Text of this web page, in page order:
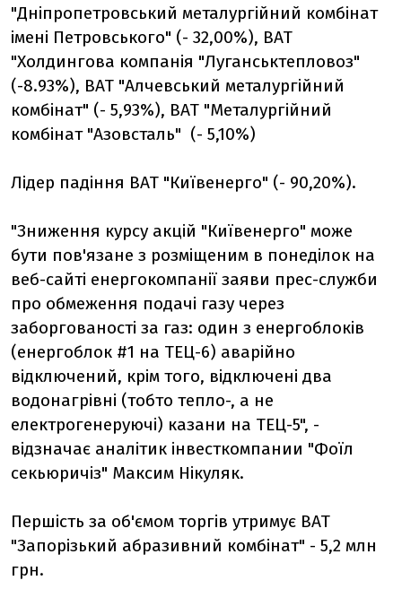
"Дніпропетровський металургійний комбінат
імені Петровського" (- 32,00%), ВАТ
"Холдингова компанія "Луганськтепловоз"
(-8.93%), ВАТ "Алчевський металургійний
комбінат" (- 5,93%), ВАТ "Металургійний
комбінат "Азовсталь" (- 5,10%)
Лідер падіння ВАТ "Київенерго" (- 90,20%).
"Зниження курсу акцій "Київенерго" може
бути пов'язане з розміщеним в понеділок на
веб-сайті енергокомпанії заяви прес-служби
про обмеження подачі газу через
заборгованості за газ: один з енергоблоків
(енергоблок #1 на ТЕЦ-6) аварійно
відключений, крім того, відключені два
водонагрівні (тобто тепло-, а не
електрогенеруючі) казани на ТЕЦ-5", -
відзначає аналітик інвесткомпании "Фоїл
секьюричіз" Максим Нікуляк.
Першість за об'ємом торгів утримує ВАТ
"Запорізький абразивний комбінат" - 5,2 млн
грн.